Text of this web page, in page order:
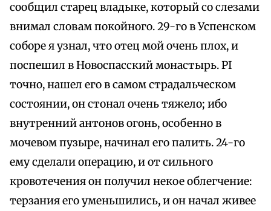
сообщил старец владыке, который со слезами
внимал словам покойного. 29-го в Успенском
соборе я узнал, что отец мой очень плох, и
поспешил в Новоспасский монастырь. PI
точно, нашел его в самом страдальческом
состоянии, он стонал очень тяжело; ибо
внутренний антонов огонь, особенно в
мочевом пузыре, начинал его палить. 24-го
ему сделали операцию, и от сильного
кровотечения он получил некое облегчение:
терзания его уменьшились, и он начал живее